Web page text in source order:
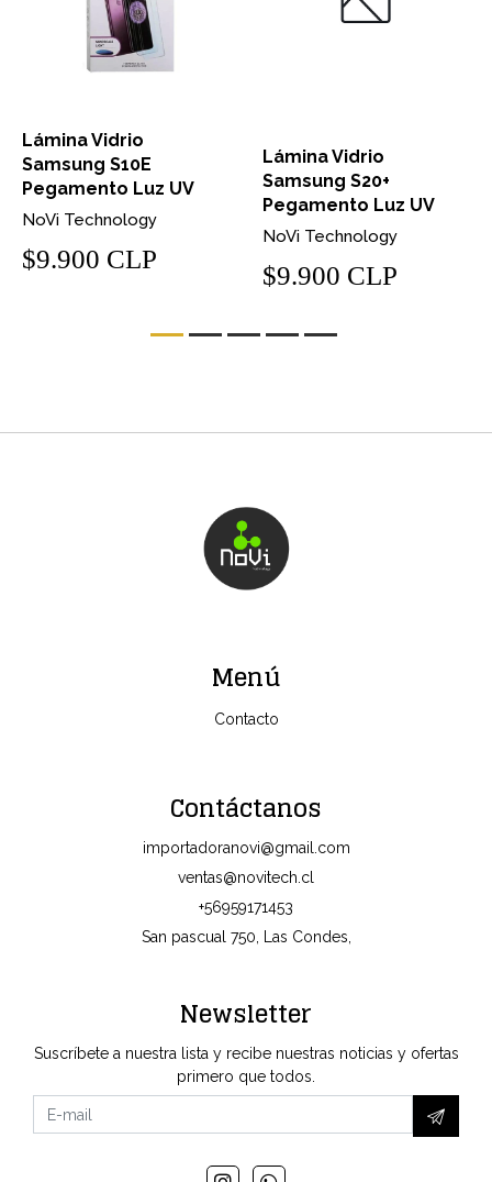
Lámina Vidrio
Samsung S10E
Pegamento Luz UV
NoVi Technology
$9.900 CLP
Lámina Vidrio
Samsung S20+
Pegamento Luz UV
NoVi Technology
$9.900 CLP
Menú
Contacto
Contáctanos
importadoranovi@gmail.com
ventas@novitech.cl
+56959171453
San pascual 750, Las Condes,
Newsletter
Suscríbete a nuestra lista y recibe nuestras noticias y ofertas
primero que todos.